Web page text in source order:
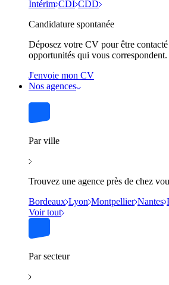
Intérim CDI CDD
Candidature spontanée
Déposez votre CV pour être
opportunités qui vous correspondent.
J'envoie mon CV
Nos agences
Par ville
Trouvez une agence près de chez
Bordeaux Lyon Montpellier Nantes
Voir tout
Par secteur